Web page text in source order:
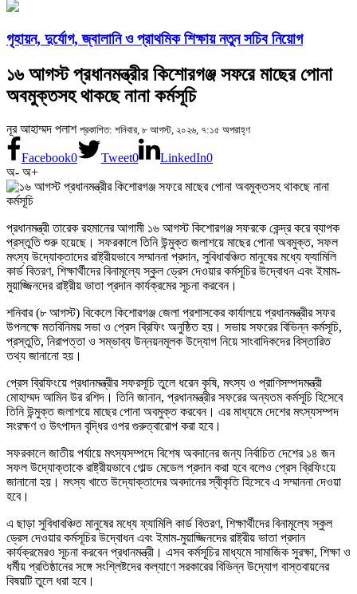
গৃহায়ন, দুর্যোগ, জ্বালানি ও প্রাথমিক শিক্ষায় নতুন সচিব নিয়োগ
১৬ আগস্ট প্রধানমন্ত্রীর কিশোরগঞ্জ সফরে মাছের পোনা
অবমুক্তসহ থাকছে নানা কর্মসূচি
নূর আহাম্মদ পলাশ প্রকাশিত: শনিবার, ৮ আগস্ট, ২০২৬, ৭:১৫ অপরাহ্ণ
Facebook0 Tweet0 LinkedIn0
অ- অ+
প্রধানমন্ত্রী তারেক রহমানের আগামী ১৬ আগস্ট কিশোরগঞ্জ সফরকে কেন্দ্র করে ব্যাপক
প্রস্তুতি শুরু হয়েছে। সফরকালে তিনি উন্মুক্ত জলাশয়ে মাছের পোনা অবমুক্ত, সফল
মৎস্য উদ্যোক্তাদের রাষ্ট্রীয়ভাবে সম্মাননা প্রদান, সুবিধাবঞ্চিত মানুষের মধ্যে ফ্যামিলি
কার্ড বিতরণ, শিক্ষার্থীদের বিনামূল্যে স্কুল ড্রেস দেওয়ার কর্মসূচির উদ্বোধন এবং ইমাম-
মুয়াজ্জিনদের রাষ্ট্রীয় ভাতা প্রদান কার্যক্রমের সূচনা করবেন।
শনিবার (৮ আগস্ট) বিকেলে কিশোরগঞ্জ জেলা প্রশাসকের কার্যালয়ে প্রধানমন্ত্রীর সফর
উপলক্ষে মতবিনিময় সভা ও প্রেস ব্রিফিং অনুষ্ঠিত হয়। সভায় সফরের বিভিন্ন কর্মসূচি,
প্রস্তুতি, নিরাপত্তা ও সম্ভাব্য উন্নয়নমূলক উদ্যোগ নিয়ে সাংবাদিকদের বিস্তারিত
তথ্য জানানো হয়।
প্রেস ব্রিফিংয়ে প্রধানমন্ত্রীর সফরসূচি তুলে ধরেন কৃষি, মৎস্য ও প্রাণিসম্পদমন্ত্রী
মোহাম্মদ আমিন উর রশিদ। তিনি জানান, প্রধানমন্ত্রীর সফরের অন্যতম কর্মসূচি হিসেবে
তিনি উন্মুক্ত জলাশয়ে মাছের পোনা অবমুক্ত করবেন। এর মাধ্যমে দেশের মৎস্যসম্পদ
সংরক্ষণ ও উৎপাদন বৃদ্ধির ওপর গুরুত্বারোপ করা হবে।
সফরকালে জাতীয় পর্যায়ে মৎস্যসম্পদে বিশেষ অবদানের জন্য নির্বাচিত দেশের ১৪ জন
সফল উদ্যোক্তাকে রাষ্ট্রীয়ভাবে গোল্ড মেডেল প্রদান করা হবে বলেও প্রেস ব্রিফিংয়ে
জানানো হয়। মৎস্য খাতে উদ্যোক্তাদের অবদানের স্বীকৃতি হিসেবে এ সম্মাননা দেওয়া
হবে।
এ ছাড়া সুবিধাবঞ্চিত মানুষের মধ্যে ফ্যামিলি কার্ড বিতরণ, শিক্ষার্থীদের বিনামূল্যে স্কুল
ড্রেস দেওয়ার কর্মসূচির উদ্বোধন এবং ইমাম-মুয়াজ্জিনদের রাষ্ট্রীয় ভাতা প্রদান
কার্যক্রমেরও সূচনা করবেন প্রধানমন্ত্রী। এসব কর্মসূচির মাধ্যমে সামাজিক সুরক্ষা, শিক্ষা ও
ধর্মীয় প্রতিষ্ঠানের সঙ্গে সংশ্লিষ্টদের কল্যাণে সরকারের বিভিন্ন উদ্যোগ বাস্তবায়নের
বিষয়টি তুলে ধরা হবে।